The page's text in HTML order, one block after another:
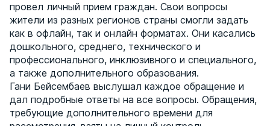
провел личный прием граждан. Свои вопросы
жители из разных регионов страны смогли задать
как в офлайн, так и онлайн форматах. Они касались
дошкольного, среднего, технического и
профессионального, инклюзивного и специального,
а также дополнительного образования.
Гани Бейсембаев выслушал каждое обращение и
дал подробные ответы на все вопросы. Обращения,
требующие дополнительного времени для